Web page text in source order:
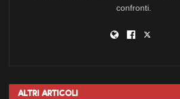
confronti.
Altri Articoli